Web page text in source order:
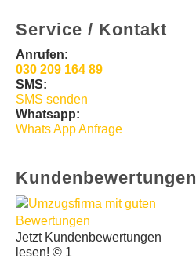
Service / Kontakt
Anrufen:
030 209 164 89
SMS:
SMS senden
Whatsapp:
Whats App Anfrage
Kundenbewertungen
Jetzt Kundenbewertungen
lesen! © 1